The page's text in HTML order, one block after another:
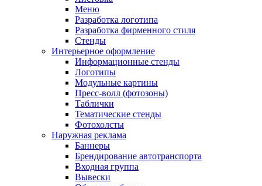
Меню
Разработка логотипа
Разработка фирменного стиля
Стенды
Интерьерное оформление
Информационные стенды
Логотипы
Модульные картины
Пресс-волл (фотозоны)
Таблички
Тематические стенды
Фотохолсты
Наружная реклама
Баннеры
Брендирование автотранспорта
Входная группа
Вывески